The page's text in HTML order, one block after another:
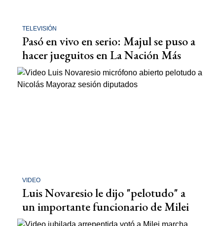
TELEVISIÓN
Pasó en vivo en serio: Majul se puso a
hacer jueguitos en La Nación Más
VIDEO
Luis Novaresio le dijo "pelotudo" a
un importante funcionario de Milei